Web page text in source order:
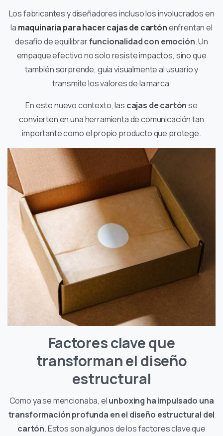
Los fabricantes y diseñadores incluso los involucrados en
la maquinaria para hacer cajas de cartónenfrentan el
desafío de equilibrarfuncionalidad con emoción. Un
empaque efectivo no solo resiste impactos, sino que
también sorprende, guía visualmente al usuario y
transmite los valores de la marca.
En este nuevo contexto, las cajas de cartónse
convierten en una herramienta de comunicación tan
importante como el propio producto que protege.
Factores clave que
transforman el diseño
estructural
Como ya se mencionaba, elunboxing ha impulsado una
transformación profunda en el diseño estructural del
cartón. Estos son algunos de los factores clave que